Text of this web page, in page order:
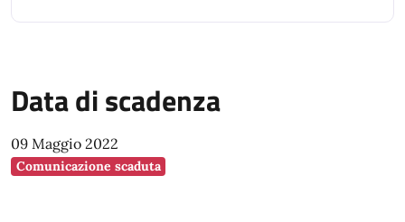
Data di scadenza
09 Maggio 2022
Comunicazione scaduta